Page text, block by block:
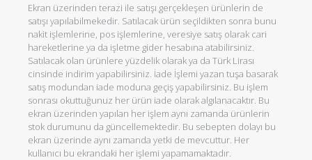
Ekran üzerinden terazi ile satışı gerçekleşen ürünlerin de
satışı yapılabilmekedir. Satılacak ürün seçildikten sonra bunu
nakit işlemlerine, pos işlemlerine, veresiye satış olarak cari
hareketlerine ya da işletme gider hesabına atabilirsiniz.
Satılacak olan ürünlere yüzdelik olarak ya da Türk Lirası
cinsinde indirim yapabilirsiniz. İade İşlemi yazan tuşa basarak
satış modundan iade moduna geçiş yapabilirsiniz. Bu işlem
sonrası okuttuğunuz her ürün iade olarak algılanacaktır. Bu
ekran üzerinden yapılan her işlem aynı zamanda ürünlerin
stok durumunu da güncellemektedir. Bu sebepten dolayı bu
ekran üzerinde aynı zamanda yetki de mevcuttur. Her
kullanıcı bu ekrandaki her işlemi yapamamaktadır.